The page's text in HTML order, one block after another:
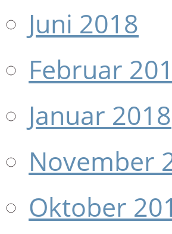
Juni 2018
Februar
Januar 2018
November
Oktober